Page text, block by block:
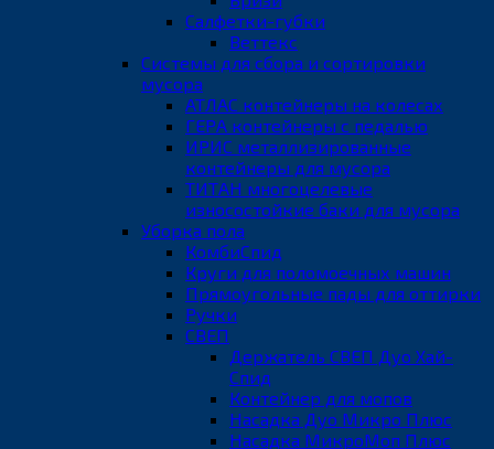
Салфетки-губки
Веттекс
Системы для сбора и сортировки
мусора
АТЛАС контейнеры на колесах
ГЕРА контейнеры с педалью
ИРИС металлизированные
контейнеры для мусора
ТИТАН многоцелевые
износостойкие баки для мусора
Уборка пола
КомбиСпид
Круги для поломоечных машин
Прямоугольные пады для оттирки
Ручки
СВЕП
Держатель СВЕП Дуо Хай-
Спид
Контейнер для мопов
Насадка Дуо Микро Плюс
Насадка МикроМоп Плюс